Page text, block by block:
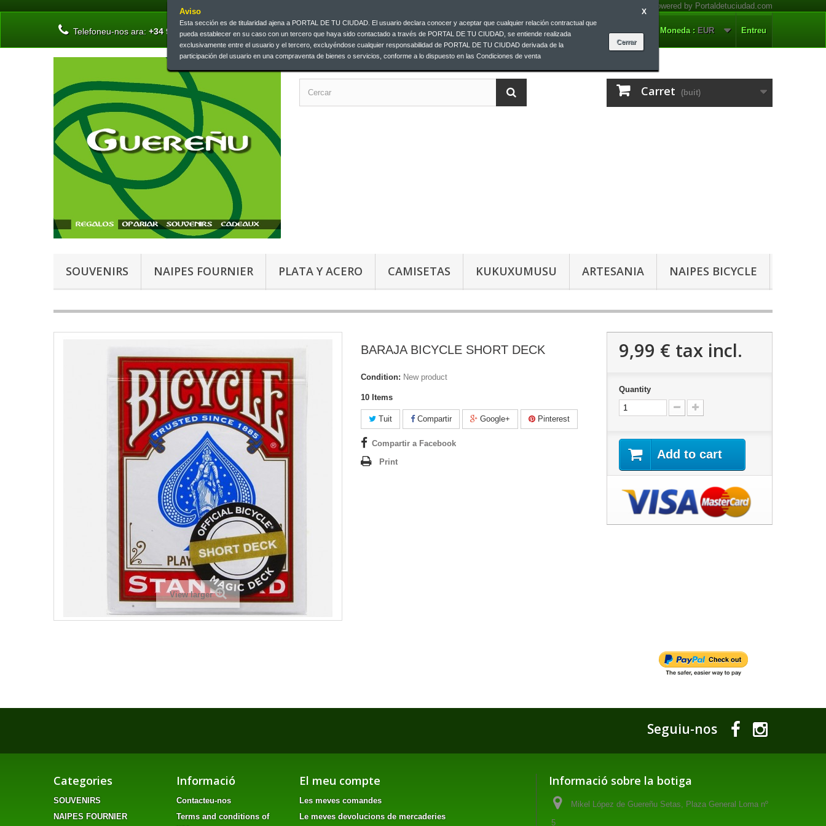
Aviso
Esta sección es de titularidad ajena a PORTAL DE TU CIUDAD. El usuario declara conocer y aceptar que cualquier relación contractual que
pueda establecer en su caso con un tercero que haya sido contactado a través de PORTAL DE TU CIUDAD, se entiende realizada
exclusivamente entre el usuario y el tercero, excluyéndose cualquier responsabilidad de PORTAL DE TU CIUDAD derivada de la
participación del usuario en una compraventa de bienes o servicios, conforme a lo dispuesto en las Condiciones de venta
X
Entreu
Moneda : EUR
Contacteu-nos
Telefoneu-nos ara: +34 945 13 46 73 | +34 945 26 00 33
Carret (buit)
SOUVENIRS NAIPES FOURNIER PLATA Y ACERO CAMISETAS KUKUXUMUSU ARTESANIA NAIPES BICYCLE
View larger
BARAJA BICYCLE SHORT DECK
Condition: New product
10 Items
Tuit Compartir Google+ Pinterest
Compartir a Facebook
Print
9,99 € tax incl.
Quantity
Add to cart
Seguiu-nos
Categories
SOUVENIRS
NAIPES FOURNIER
Informació
Contacteu-nos
Terms and conditions of
El meu compte
Les meves comandes
Le meves devolucions de mercaderies
Informació sobre la botiga
Mikel López de Guereñu Setas, Plaza General Loma nº
5